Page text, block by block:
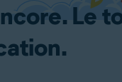
Le